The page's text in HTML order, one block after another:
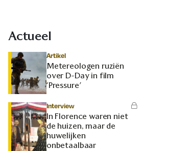
Actueel
Artikel
Metereologen ruziën
over D-Day in film
‘Pressure’
Interview
In Florence waren niet
de huizen, maar de
huwelijken
onbetaalbaar